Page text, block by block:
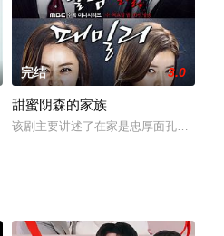
习惯于用画来表达感情的聋哑人车振宇
形黑手摧毁人生，誓要同操控整个阴谋的
完结 3.0
甜蜜阴森的家族
该剧主要讲述了在家是忠厚面孔，在黑